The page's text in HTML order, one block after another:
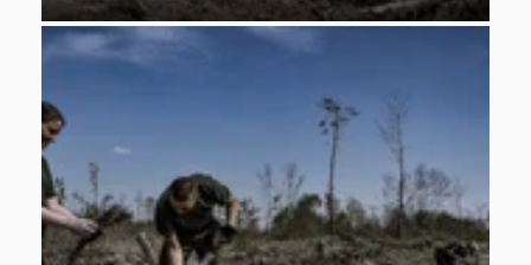
Pobierz załącznik
Otwórz załącznik Udział w akcji #sadziMy – 26.04.2019